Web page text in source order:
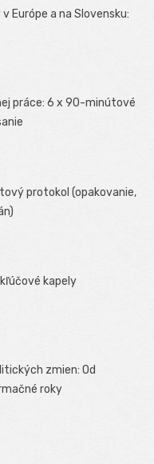
Európe a na Slovensku:
práce: 6 x 90-minútové
protokol (opakovanie,
kapely
zmien: Od
roky